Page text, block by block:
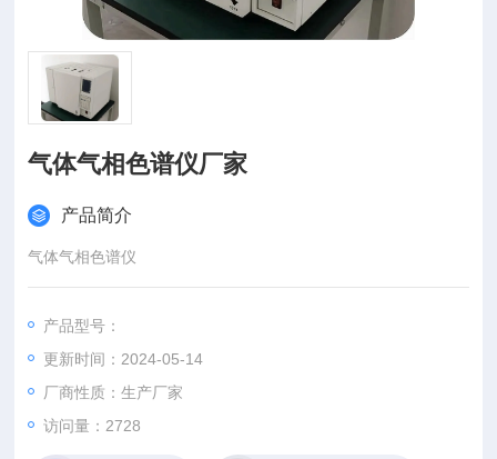
气体气相色谱仪厂家
产品简介
气体气相色谱仪
产品型号：
更新时间：2024-05-14
厂商性质：生产厂家
访问量：2728